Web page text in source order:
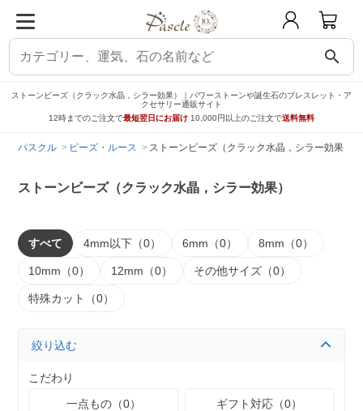
search
ストーンビーズ（クラック水晶，シラー効果）｜パワーストーンや誕生石のブレスレット・ア
クセサリー通販サイト
12時までのご注文で最短翌日にお届け 10,000円以上のご注文で送料無料
パスクル ビーズ・ルース ストーンビーズ（クラック水晶，シラー効果）
ストーンビーズ（クラック水晶，シラー効果）
すべて 4mm以下（0） 6mm（0） 8mm（0）
10mm（0） 12mm（0） その他サイズ（0）
特殊カット（0）
絞り込む
こだわり
一点もの（0）
ギフト対応（0）